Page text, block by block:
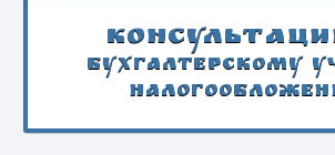
бухгалтерскому